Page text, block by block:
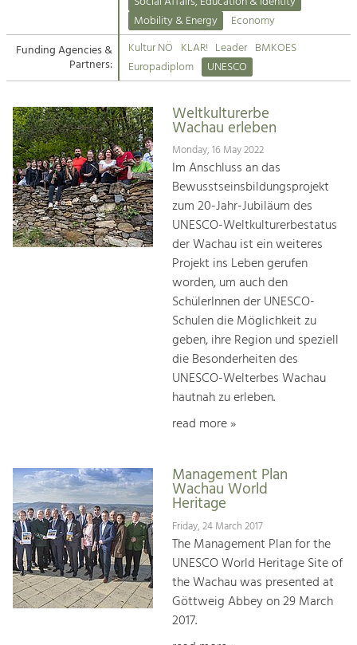
Suche
Impressum
Kontakt
Tourism
Offer Development and Positioning
Art & Culture
Crafts, Science and Research.
Social Affairs, Education
& Identity
Equality, Youth and Integration.
Climate Change, Public Transport and
Increase in Regional Value Added.
Mobility & Energy
Economy
Funding Agencies &
Partners:
Kultur NÖ KLAR! Leader BMKOES
Europadiplom
UNESCO
Weltkulturerbe
Wachau erleben
Monday, 16 May 2022
Im Anschluss an das
Bewusstseinsbildungsprojekt
zum 20-Jahr-Jubiläum des
UNESCO-Weltkulturerbestatus
der Wachau ist ein weiteres
Projekt ins Leben gerufen
worden, um auch den
SchülerInnen der UNESCO-
Schulen die Möglichkeit zu
geben, ihre Region und speziell
die Besonderheiten des
UNESCO-Welterbes Wachau
hautnah zu erleben.
read more »
Management Plan
Wachau World
Heritage
Friday, 24 March 2017
The Management Plan for the
UNESCO World Heritage Site of
the Wachau was presented at
Göttweig Abbey on 29 March
2017.